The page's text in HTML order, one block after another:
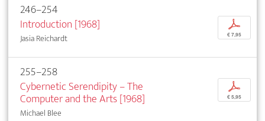
246–254
Introduction [1968]
Jasia Reichardt
p
€ 7,95
255–258
Cybernetic Serendipity – The
Computer and the Arts [1968]
Michael Blee
p
€ 5,95